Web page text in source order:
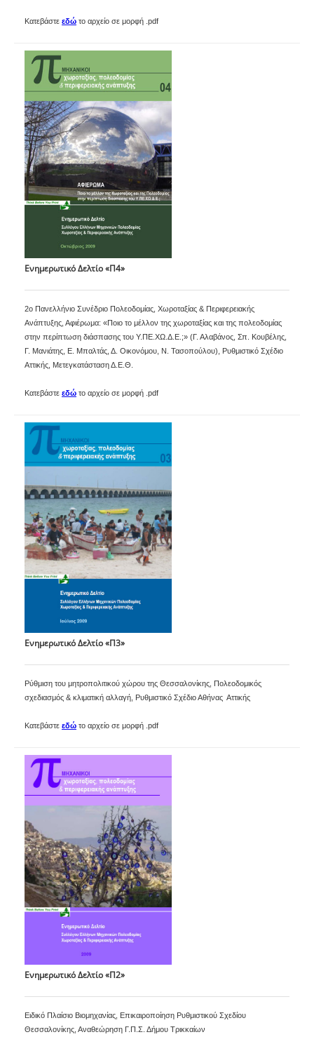
Κατεβάστε εδώ το αρχείο σε μορφή .pdf
Ενημερωτικό Δελτίο «Π4»
2ο Πανελλήνιο Συνέδριο Πολεοδομίας, Χωροταξίας & Περιφερειακής
Ανάπτυξης, Αφιέρωμα: «Ποιο το μέλλον της χωροταξίας και της πολεοδομίας
στην περίπτωση διάσπασης του Υ.ΠΕ.ΧΩ.Δ.Ε.;» (Γ. Αλαβάνος, Σπ. Κουβέλης,
Γ. Μανιάτης, Ε. Μπαλτάς, Δ. Οικονόμου, Ν. Τασοπούλου), Ρυθμιστικό Σχέδιο
Αττικής, Μετεγκατάσταση Δ.Ε.Θ.
Κατεβάστε εδώ το αρχείο σε μορφή .pdf
Ενημερωτικό Δελτίο «Π3»
Ρύθμιση του μητροπολιτικού χώρου της Θεσσαλονίκης, Πολεοδομικός
σχεδιασμός & κλιματική αλλαγή, Ρυθμιστικό Σχέδιο Αθήνας  Αττικής
Κατεβάστε εδώ το αρχείο σε μορφή .pdf
Ενημερωτικό Δελτίο «Π2»
Ειδικό Πλαίσιο Βιομηχανίας, Επικαιροποίηση Ρυθμιστικού Σχεδίου
Θεσσαλονίκης, Αναθεώρηση Γ.Π.Σ. Δήμου Τρικκαίων